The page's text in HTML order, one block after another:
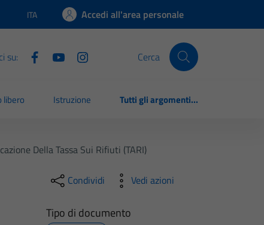
Lingua attiva:
ITA Accedi all'area personale
su: Cerca
libero Istruzione Tutti gli argomenti...
Della Tassa Sui Rifiuti (TARI)
Condividi Vedi azioni
Tipo di documento